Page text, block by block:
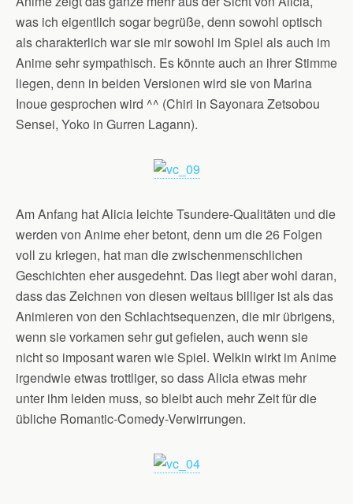
was ich eigentlich sogar begrüße, denn sowohl optisch
als charakterlich war sie mir sowohl im Spiel als auch im
Anime sehr sympathisch. Es könnte auch an ihrer Stimme
liegen, denn in beiden Versionen wird sie von Marina
Inoue gesprochen wird ^^ (Chiri in Sayonara Zetsobou
Sensei, Yoko in Gurren Lagann).
Am Anfang hat Alicia leichte Tsundere-Qualitäten und die
werden von Anime eher betont, denn um die 26 Folgen
voll zu kriegen, hat man die zwischenmenschlichen
Geschichten eher ausgedehnt. Das liegt aber wohl daran,
dass das Zeichnen von diesen weitaus billiger ist als das
Animieren von den Schlachtsequenzen, die mir übrigens,
wenn sie vorkamen sehr gut gefielen, auch wenn sie
nicht so imposant waren wie Spiel. Welkin wirkt im Anime
irgendwie etwas trottliger, so dass Alicia etwas mehr
unter ihm leiden muss, so bleibt auch mehr Zeit für die
übliche Romantic-Comedy-Verwirrungen.